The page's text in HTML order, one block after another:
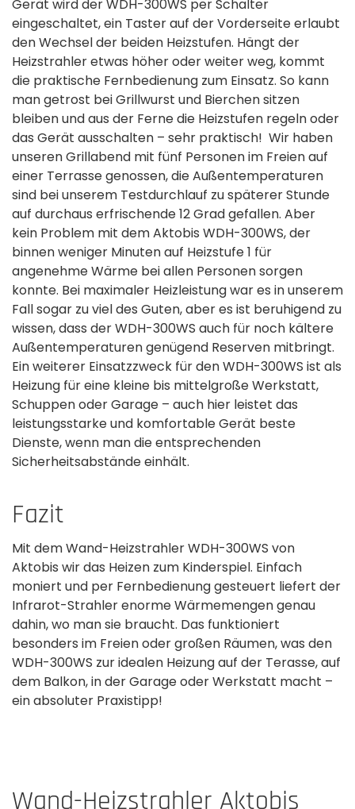
Gerät wird der WDH-300WS per Schalter
eingeschaltet, ein Taster auf der Vorderseite erlaubt
den Wechsel der beiden Heizstufen. Hängt der
Heizstrahler etwas höher oder weiter weg, kommt
die praktische Fernbedienung zum Einsatz. So kann
man getrost bei Grillwurst und Bierchen sitzen
bleiben und aus der Ferne die Heizstufen regeln oder
das Gerät ausschalten – sehr praktisch! Wir haben
unseren Grillabend mit fünf Personen im Freien auf
einer Terrasse genossen, die Außentemperaturen
sind bei unserem Testdurchlauf zu späterer Stunde
auf durchaus erfrischende 12 Grad gefallen. Aber
kein Problem mit dem Aktobis WDH-300WS, der
binnen weniger Minuten auf Heizstufe 1 für
angenehme Wärme bei allen Personen sorgen
konnte. Bei maximaler Heizleistung war es in unserem
Fall sogar zu viel des Guten, aber es ist beruhigend zu
wissen, dass der WDH-300WS auch für noch kältere
Außentemperaturen genügend Reserven mitbringt.
Ein weiterer Einsatzzweck für den WDH-300WS ist als
Heizung für eine kleine bis mittelgroße Werkstatt,
Schuppen oder Garage – auch hier leistet das
leistungsstarke und komfortable Gerät beste
Dienste, wenn man die entsprechenden
Sicherheitsabstände einhält.
Fazit
Mit dem Wand-Heizstrahler WDH-300WS von
Aktobis wir das Heizen zum Kinderspiel. Einfach
moniert und per Fernbedienung gesteuert liefert der
Infrarot-Strahler enorme Wärmemengen genau
dahin, wo man sie braucht. Das funktioniert
besonders im Freien oder großen Räumen, was den
WDH-300WS zur idealen Heizung auf der Terasse, auf
dem Balkon, in der Garage oder Werkstatt macht –
ein absoluter Praxistipp!
Wand-Heizstrahler Aktobis